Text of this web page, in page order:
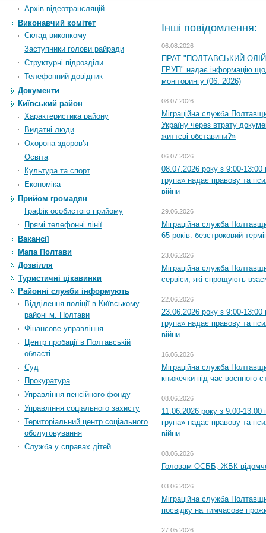
Архiв вiдеотрансляцiй
Виконавчий комітет
Склад виконкому
Заступники голови райради
Структурні підрозділи
Телефонний довідник
Документи
Київський район
Характеристика району
Видатні люди
Охорона здоров’я
Освіта
Культура та спорт
Економіка
Прийом громадян
Графік особистого прийому
Прямі телефонні лінії
Вакансії
Мапа Полтави
Дозвілля
Туристичні цікавинки
Районні служби інформують
Відділення поліції в Київському
районі м. Полтави
Фінансове управління
Центр пробації в Полтавській
області
Суд
Прокуратура
Управління пенсійного фонду
Управління соціального захисту
Територіальний центр соціального
обслуговування
Служба у справах дітей
Інші повідомлення:
06.08.2026
ПРАТ "ПОЛТАВСЬКИЙ
ГРУП" надає інформацію
моніторингу (06. 2026)
08.07.2026
Міграційна служба
Україну через втрату
життєві обставини?»
06.07.2026
08.07.2026 року з 9:00-13:00
група» надає правову та
війни
29.06.2026
Міграційна служба
65 років: безстроковий
23.06.2026
Міграційна служба
сервіси, які спрощують
22.06.2026
23.06.2026 року з 9:00-13:00
група» надає правову та
війни
16.06.2026
Міграційна служба
книжечки під час воєнного
08.06.2026
11.06.2026 року з 9:00-13:00
група» надає правову та
війни
08.06.2026
Головам ОСББ, ЖБК
03.06.2026
Міграційна служба
посвідку на тимчасове
27.05.2026